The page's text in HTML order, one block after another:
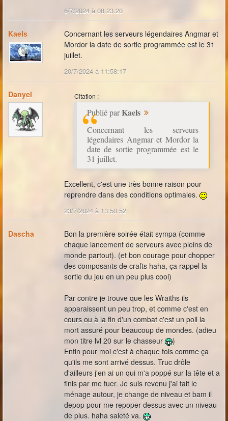
6/7/2024 à 08:23:20
Kaels
Concernant les serveurs légendaires Angmar et
Mordor la date de sortie programmée est le 31
juillet.
20/7/2024 à 11:58:17
Danyel Citation :
Publié parKaels
Concernant les serveurs
légendaires Angmar et Mordor la
date de sortie programmée est le
31 juillet.
Excellent, c'est une très bonne raison pour
reprendre dans des conditions optimales.
23/7/2024 à 13:50:52
Dascha
Bon la première soirée était sympa (comme
chaque lancement de serveurs avec pleins de
monde partout). (et bon courage pour chopper
des composants de crafts haha, ça rappel la
sortie du jeu en un peu plus cool)
Par contre je trouve que les Wraiths ils
apparaissent un peu trop, et comme c'est en
cours ou à la fin d'un combat c'est un poil la
mort assuré pour beaucoup de mondes. (adieu
mon titre lvl 20 sur le chasseur
)
Enfin pour moi c'est à chaque fois comme ça
qu'ils me sont arrivé dessus. Truc drôle
d'ailleurs j'en ai un qui m'a poppé sur la tête et a
finis par me tuer. Je suis revenu j'ai fait le
ménage autour, je change de niveau et bam il
depop pour me repoper dessus avec un niveau
de plus. haha saleté va.